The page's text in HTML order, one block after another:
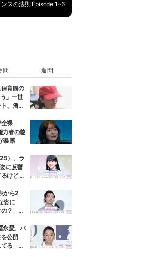
ンスの法則 Épisode 1~6
間 週間
育園の
」一世
、酒漬
全裸
力者の遊
暴露
）、ラ
に反響
けど 最
から2
姿に
？」な
永愛、パ
を公開
る」感